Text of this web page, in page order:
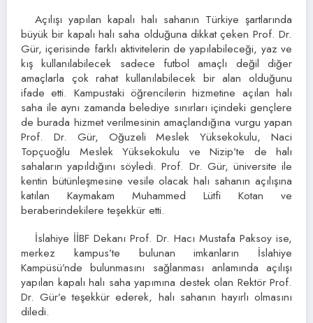
Açılışı yapılan kapalı halı sahanın Türkiye şartlarında
büyük bir kapalı halı saha olduğuna dikkat çeken Prof. Dr.
Gür, içerisinde farklı aktivitelerin de yapılabileceği, yaz ve
kış kullanılabilecek sadece futbol amaçlı değil diğer
amaçlarla çok rahat kullanılabilecek bir alan olduğunu
ifade etti. Kampustaki öğrencilerin hizmetine açılan halı
saha ile aynı zamanda belediye sınırları içindeki gençlere
de burada hizmet verilmesinin amaçlandığına vurgu yapan
Prof. Dr. Gür, Oğuzeli Meslek Yüksekokulu, Naci
Topçuoğlu Meslek Yüksekokulu ve Nizip’te de halı
sahaların yapıldığını söyledi. Prof. Dr. Gür, üniversite ile
kentin bütünleşmesine vesile olacak halı sahanın açılışına
katılan Kaymakam Muhammed Lütfi Kotan ve
beraberindekilere teşekkür etti.
İslahiye İİBF Dekanı Prof. Dr. Hacı Mustafa Paksoy ise,
merkez kampus’te bulunan imkanların İslahiye
Kampüsü’nde bulunmasını sağlanması anlamında açılışı
yapılan kapalı halı saha yapımına destek olan Rektör Prof.
Dr. Gür’e teşekkür ederek, halı sahanın hayırlı olmasını
diledi.